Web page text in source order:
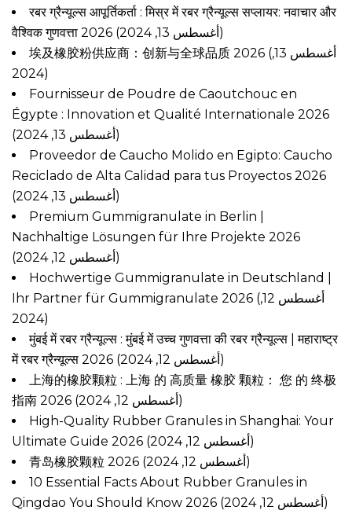
रबर ग्रैन्यूल्स आपूर्तिकर्ता : मिस्र में रबर ग्रैन्यूल्स सप्लायर: नवाचार और
वैश्विक गुणवत्ता 2026
(أغسطس 13, 2024)
埃及橡胶粉供应商：创新与全球品质 2026 (أغسطس 13,
2024)
Fournisseur de Poudre de Caoutchouc en
Égypte : Innovation et Qualité Internationale 2026
(أغسطس 13, 2024)
Proveedor de Caucho Molido en Egipto: Caucho
Reciclado de Alta Calidad para tus Proyectos 2026
(أغسطس 13, 2024)
Premium Gummigranulate in Berlin |
Nachhaltige Lösungen für Ihre Projekte 2026
(أغسطس 12, 2024)
Hochwertige Gummigranulate in Deutschland |
Ihr Partner für Gummigranulate 2026 (أغسطس 12,
2024)
मुंबई में रबर ग्रैन्यूल्स : मुंबई में उच्च गुणवत्ता की रबर ग्रैन्यूल्स | महाराष्ट्र
में रबर ग्रैन्यूल्स 2026
(أغسطس 12, 2024)
上海的橡胶颗粒 : 上海 的 高质量 橡胶 颗粒： 您 的 终极
指南 2026
(أغسطس 12, 2024)
High-Quality Rubber Granules in Shanghai: Your
Ultimate Guide 2026
(أغسطس 12, 2024)
青岛橡胶颗粒 2026
(أغسطس 12, 2024)
10 Essential Facts About Rubber Granules in
Qingdao You Should Know 2026
(أغسطس 12, 2024)